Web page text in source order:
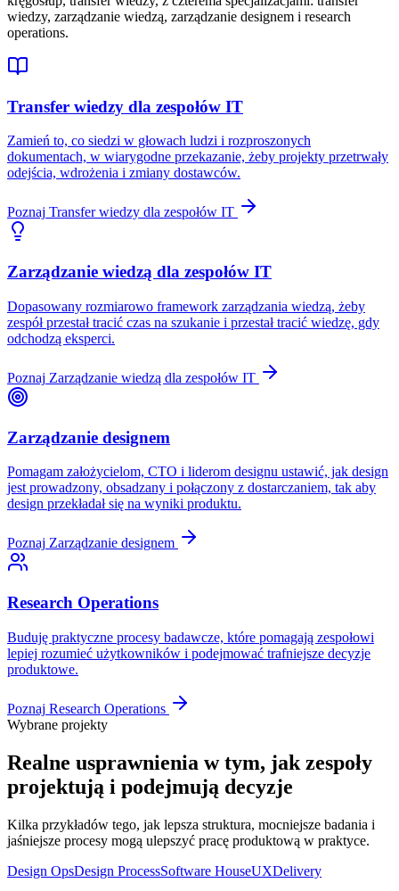
wiedzy, zarządzanie wiedzą, zarządzanie designem i research
operations.
Transfer wiedzy dla zespołów IT
Zamień to, co siedzi w głowach ludzi i rozproszonych
dokumentach, w wiarygodne przekazanie, żeby projekty przetrwały
odejścia, wdrożenia i zmiany dostawców.
Poznaj Transfer wiedzy dla zespołów IT
Zarządzanie wiedzą dla zespołów IT
Dopasowany rozmiarowo framework zarządzania wiedzą, żeby
zespół przestał tracić czas na szukanie i przestał tracić wiedzę, gdy
odchodzą eksperci.
Poznaj Zarządzanie wiedzą dla zespołów IT
Zarządzanie designem
Pomagam założycielom, CTO i liderom designu ustawić, jak design
jest prowadzony, obsadzany i połączony z dostarczaniem, tak aby
design przekładał się na wyniki produktu.
Poznaj Zarządzanie designem
Research Operations
Buduję praktyczne procesy badawcze, które pomagają zespołowi
lepiej rozumieć użytkowników i podejmować trafniejsze decyzje
produktowe.
Poznaj Research Operations
Wybrane projekty
Realne usprawnienia w tym, jak zespoły
projektują i podejmują decyzje
Kilka przykładów tego, jak lepsza struktura, mocniejsze badania i
jaśniejsze procesy mogą ulepszyć pracę produktową w praktyce.
Design OpsDesign ProcessSoftware HouseUXDelivery